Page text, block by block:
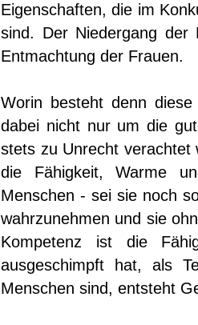
Eigenschaften, die im
sind. Der Niedergang
Entmachtung der Frauen.
Worin besteht denn
dabei nicht nur um die
stets zu Unrecht verachtet
die Fähigkeit, Warme
Menschen - sei sie noch
wahrzunehmen und sie
Kompetenz ist die
ausgeschimpft hat, als
Menschen sind, entsteht